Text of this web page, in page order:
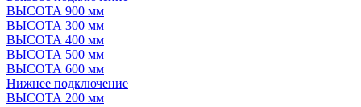
ВЫСОТА 900 мм
ВЫСОТА 300 мм
ВЫСОТА 400 мм
ВЫСОТА 500 мм
ВЫСОТА 600 мм
Нижнее подключение
ВЫСОТА 200 мм